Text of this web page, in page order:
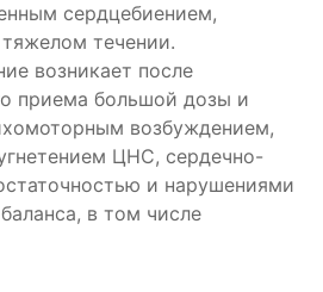
сердцебиением,
течении.
возникает после
приема большой дозы и
возбуждением,
ЦНС, сердечно-
и нарушениями
в том числе